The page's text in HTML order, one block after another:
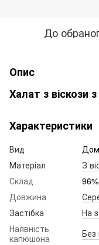
До
Опис
Халат з віскози
Характеристики
Вид
Матеріал
З
Склад
Довжина
Застібка
На
Наявність
капюшона
Без